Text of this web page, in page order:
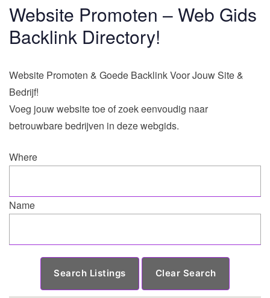
Website Promoten – Web Gids
Backlink Directory!
Website Promoten & Goede Backlink Voor Jouw Site &
Bedrijf!
Voeg jouw website toe of zoek eenvoudig naar
betrouwbare bedrijven in deze webgids.
Where
Name
Clear Search